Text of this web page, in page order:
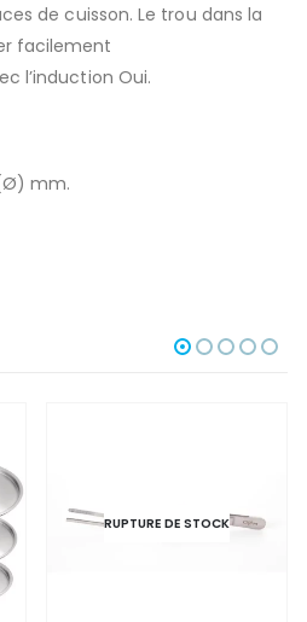
de cuisson. Le trou dans la
facilement
l’induction Oui.
mm.
RUPTURE DE STOCK